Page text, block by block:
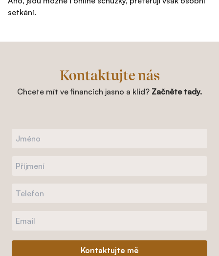
setkání.
Kontaktujte nás
Chcete mít ve financích jasno a klid? Začněte tady.
Kontaktujte mě